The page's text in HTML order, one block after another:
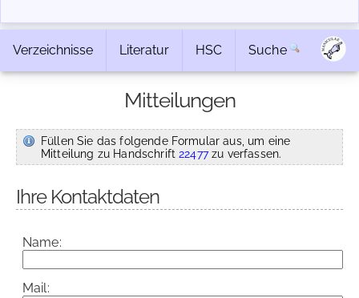
Verzeichnisse Literatur HSC Suche
Mitteilungen
Füllen Sie das folgende Formular aus, um eine
Mitteilung zu Handschrift22477zu verfassen.
Ihre Kontaktdaten
Name:
Mail: